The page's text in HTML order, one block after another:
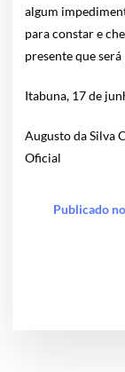
algum
para constar e
presente que
Itabuna, 17 de
Augusto da Silva
Oficial
Publicado